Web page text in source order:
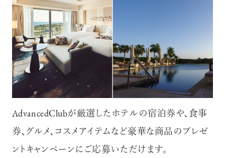
AdvancedClubが厳選したホテルの宿泊券や、食事
券、グルメ、コスメアイテムなど豪華な商品のプレゼ
ントキャンペーンにご応募いただけます。